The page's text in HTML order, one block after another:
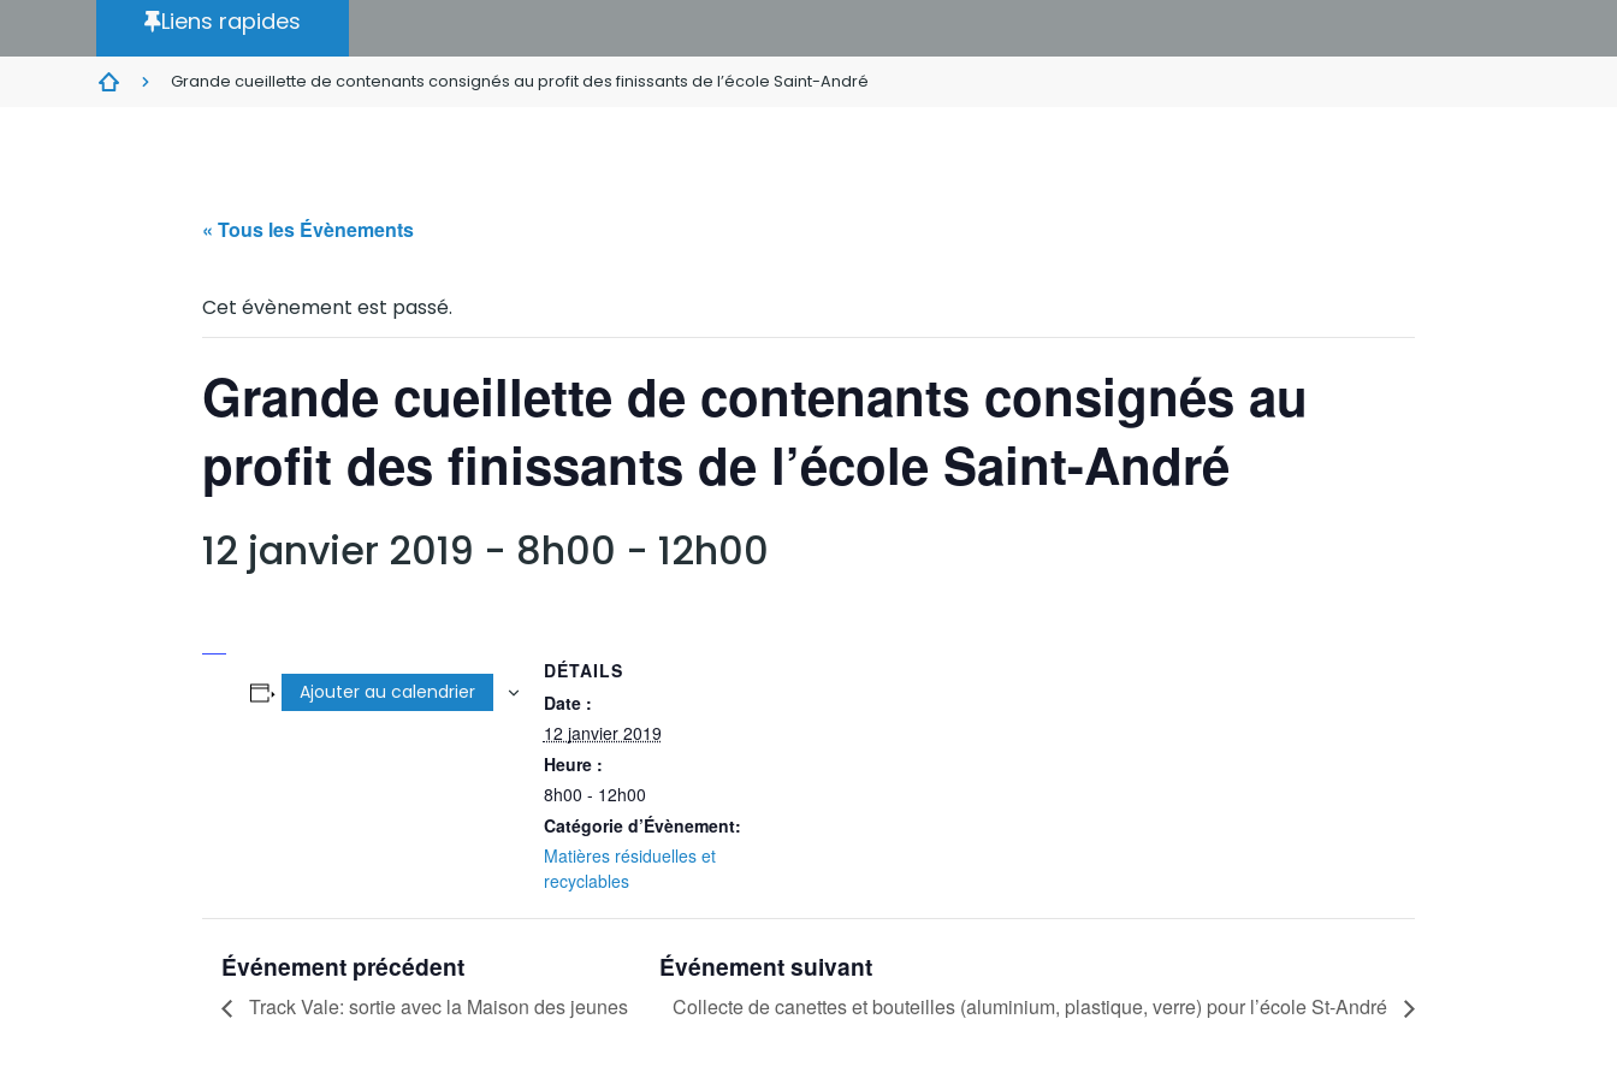
Liens rapides
Grande cueillette de contenants consignés au profit des finissants de l’école Saint-André
« Tous les Évènements
Cet évènement est passé.
Grande cueillette de contenants consignés au
profit des finissants de l’école Saint-André
12 janvier 2019 - 8h00 - 12h00
Ajouter au calendrier
DÉTAILS
Date :
12 janvier 2019
Heure :
8h00 - 12h00
Catégorie d’Évènement:
Matières résiduelles et
recyclables
Événement précédent
Track Vale: sortie avec la Maison des jeunes
Événement suivant
Collecte de canettes et bouteilles (aluminium, plastique, verre) pour l’école St-André